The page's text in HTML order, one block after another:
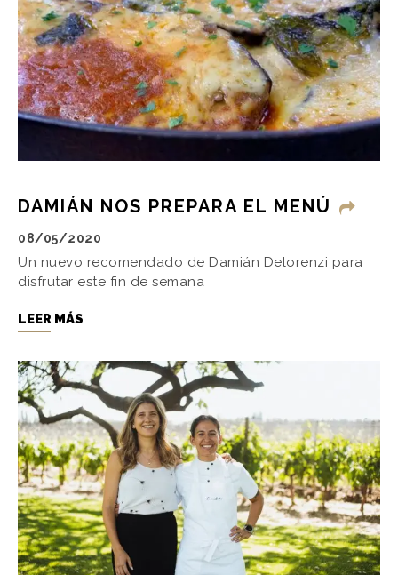
DAMIÁN NOS PREPARA EL MENÚ
08/05/2020
Un nuevo recomendado de Damián Delorenzi para
disfrutar este fin de semana
LEER MÁS